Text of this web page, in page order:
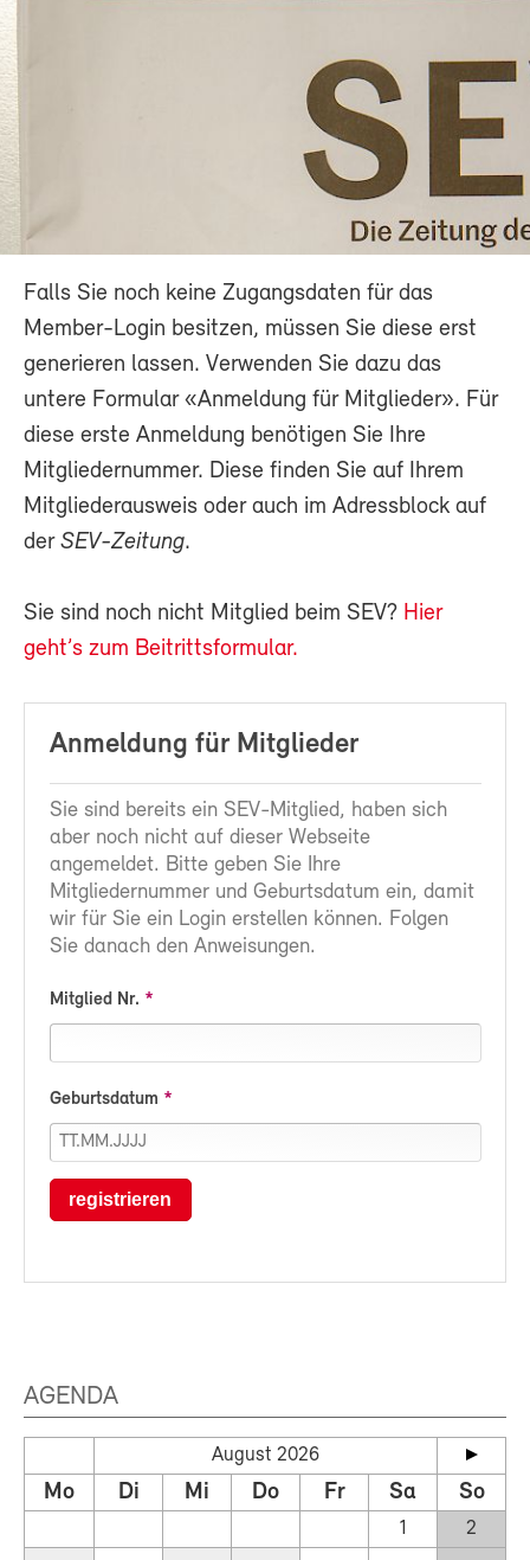
Falls Sie noch keine Zugangsdaten für das
Member-Login besitzen, müssen Sie diese erst
generieren lassen. Verwenden Sie dazu das
untere Formular «Anmeldung für Mitglieder». Für
diese erste Anmeldung benötigen Sie Ihre
Mitgliedernummer. Diese finden Sie auf Ihrem
Mitgliederausweis oder auch im Adressblock auf
der SEV-Zeitung.
Sie sind noch nicht Mitglied beim SEV? Hier
geht’s zum Beitrittsformular.
Anmeldung für Mitglieder
Sie sind bereits ein SEV-Mitglied, haben sich
aber noch nicht auf dieser Webseite
angemeldet. Bitte geben Sie Ihre
Mitgliedernummer und Geburtsdatum ein, damit
wir für Sie ein Login erstellen können. Folgen
Sie danach den Anweisungen.
Mitglied Nr.
Geburtsdatum
registrieren
AGENDA
August 2026
Mo Di Mi Do Fr Sa So
1
2